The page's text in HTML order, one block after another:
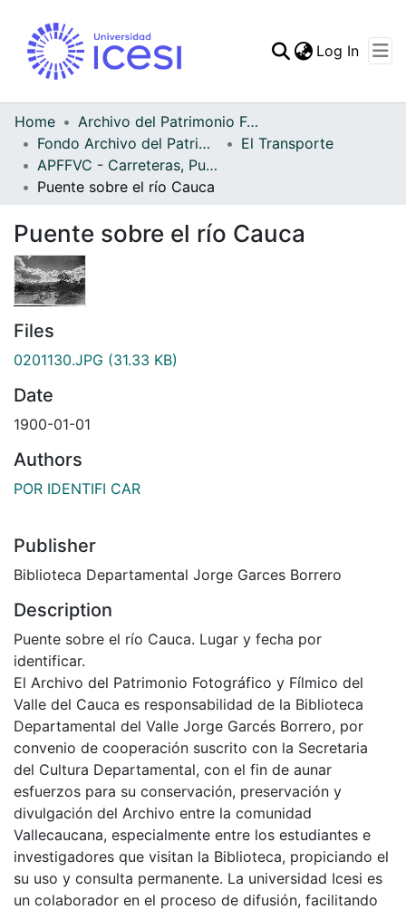
Statistics
Log In
Home
Archivo del Patrimonio Fotográfico y Fílmico del Valle del Cauca
Fondo Archivo del Patrimonio Fotográfico y Fílmico del Valle del Cauca
El Transporte
APFFVC - Carreteras, Puentes - Patrimonial
Puente sobre el río Cauca
Puente sobre el río Cauca
Files
0201130.JPG (31.33 KB)
Date
1900-01-01
Authors
POR IDENTIFI CAR
Publisher
Biblioteca Departamental Jorge Garces Borrero
Description
Puente sobre el río Cauca. Lugar y fecha por
identificar.
El Archivo del Patrimonio Fotográfico y Fílmico del
Valle del Cauca es responsabilidad de la Biblioteca
Departamental del Valle Jorge Garcés Borrero, por
convenio de cooperación suscrito con la Secretaria
del Cultura Departamental, con el fin de aunar
esfuerzos para su conservación, preservación y
divulgación del Archivo entre la comunidad
Vallecaucana, especialmente entre los estudiantes e
investigadores que visitan la Biblioteca, propiciando el
su uso y consulta permanente. La universidad Icesi es
un colaborador en el proceso de difusión, facilitando